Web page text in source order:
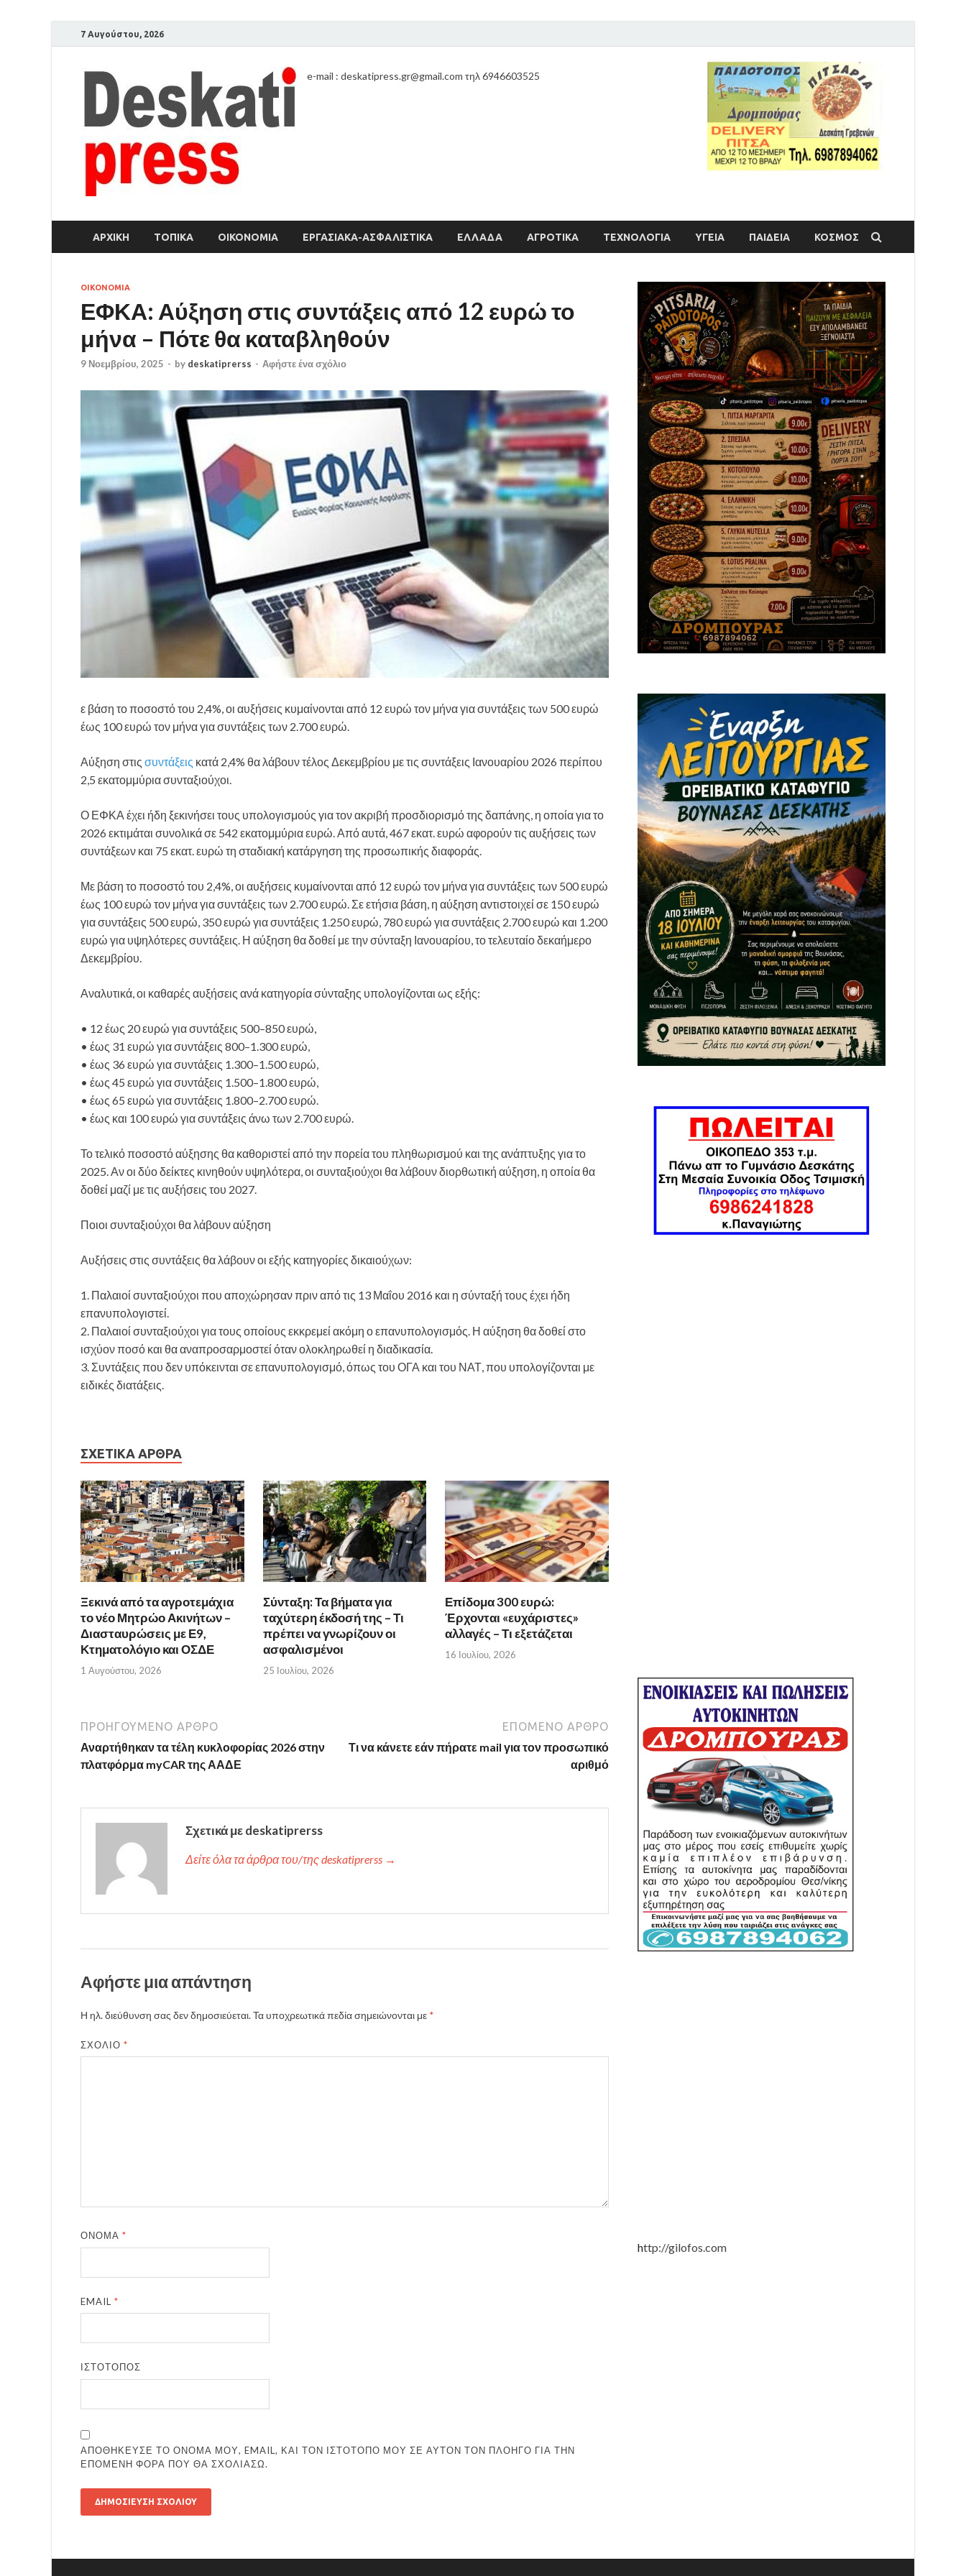
7 Αυγούστου, 2026
e-mail : deskatipress.gr@gmail.com τηλ 6946603525
ΑΡΧΙΚΉ ΤΟΠΙΚΑ ΟΙΚΟΝΟΜΙΑ ΕΡΓΑΣΙΑΚΑ-ΑΣΦΑΛΙΣΤΙΚΑ ΕΛΛΑΔΑ ΑΓΡΟΤΙΚΑ ΤΕΧΝΟΛΟΓΙΑ ΥΓΕΙΑ ΠΑΙΔΕΙΑ ΚΟΣΜΟΣ
ΟΙΚΟΝΟΜΙΑ
ΕΦΚΑ: Αύξηση στις συντάξεις από 12 ευρώ το
μήνα – Πότε θα καταβληθούν
9 Νοεμβρίου, 2025 - by deskatiprerss - Αφήστε ένα σχόλιο
ε βάση το ποσοστό του 2,4%, οι αυξήσεις κυμαίνονται από 12 ευρώ τον μήνα για συντάξεις των 500 ευρώ
έως 100 ευρώ τον μήνα για συντάξεις των 2.700 ευρώ.
Αύξηση στις συντάξεις κατά 2,4% θα λάβουν τέλος Δεκεμβρίου με τις συντάξεις Ιανουαρίου 2026 περίπου
2,5 εκατομμύρια συνταξιούχοι.
Ο ΕΦΚΑ έχει ήδη ξεκινήσει τους υπολογισμούς για τον ακριβή προσδιορισμό της δαπάνης, η οποία για το
2026 εκτιμάται συνολικά σε 542 εκατομμύρια ευρώ. Από αυτά, 467 εκατ. ευρώ αφορούν τις αυξήσεις των
συντάξεων και 75 εκατ. ευρώ τη σταδιακή κατάργηση της προσωπικής διαφοράς.
Με βάση το ποσοστό του 2,4%, οι αυξήσεις κυμαίνονται από 12 ευρώ τον μήνα για συντάξεις των 500 ευρώ
έως 100 ευρώ τον μήνα για συντάξεις των 2.700 ευρώ. Σε ετήσια βάση, η αύξηση αντιστοιχεί σε 150 ευρώ
για συντάξεις 500 ευρώ, 350 ευρώ για συντάξεις 1.250 ευρώ, 780 ευρώ για συντάξεις 2.700 ευρώ και 1.200
ευρώ για υψηλότερες συντάξεις. Η αύξηση θα δοθεί με την σύνταξη Ιανουαρίου, το τελευταίο δεκαήμερο
Δεκεμβρίου.
Αναλυτικά, οι καθαρές αυξήσεις ανά κατηγορία σύνταξης υπολογίζονται ως εξής:
• 12 έως 20 ευρώ για συντάξεις 500–850 ευρώ,
• έως 31 ευρώ για συντάξεις 800–1.300 ευρώ,
• έως 36 ευρώ για συντάξεις 1.300–1.500 ευρώ,
• έως 45 ευρώ για συντάξεις 1.500–1.800 ευρώ,
• έως 65 ευρώ για συντάξεις 1.800–2.700 ευρώ.
• έως και 100 ευρώ για συντάξεις άνω των 2.700 ευρώ.
Το τελικό ποσοστό αύξησης θα καθοριστεί από την πορεία του πληθωρισμού και της ανάπτυξης για το
2025. Αν οι δύο δείκτες κινηθούν υψηλότερα, οι συνταξιούχοι θα λάβουν διορθωτική αύξηση, η οποία θα
δοθεί μαζί με τις αυξήσεις του 2027.
Ποιοι συνταξιούχοι θα λάβουν αύξηση
Αυξήσεις στις συντάξεις θα λάβουν οι εξής κατηγορίες δικαιούχων:
1. Παλαιοί συνταξιούχοι που αποχώρησαν πριν από τις 13 Μαΐου 2016 και η σύνταξή τους έχει ήδη
επανυπολογιστεί.
2. Παλαιοί συνταξιούχοι για τους οποίους εκκρεμεί ακόμη ο επανυπολογισμός. Η αύξηση θα δοθεί στο
ισχύον ποσό και θα αναπροσαρμοστεί όταν ολοκληρωθεί η διαδικασία.
3. Συντάξεις που δεν υπόκεινται σε επανυπολογισμό, όπως του ΟΓΑ και του ΝΑΤ, που υπολογίζονται με
ειδικές διατάξεις.
ΣΧΕΤΙΚΆ ΆΡΘΡΑ
Ξεκινά από τα αγροτεμάχια
το νέο Μητρώο Ακινήτων –
Διασταυρώσεις με Ε9,
Κτηματολόγιο και ΟΣΔΕ
1 Αυγούστου, 2026
Σύνταξη: Τα βήματα για
ταχύτερη έκδοσή της – Τι
πρέπει να γνωρίζουν οι
ασφαλισμένοι
25 Ιουλίου, 2026
Επίδομα 300 ευρώ:
Έρχονται «ευχάριστες»
αλλαγές – Τι εξετάζεται
16 Ιουλίου, 2026
ΠΡΟΗΓΟΎΜΕΝΟ ΆΡΘΡΟ
Αναρτήθηκαν τα τέλη κυκλοφορίας 2026 στην
πλατφόρμα myCAR της ΑΑΔΕ
ΕΠΌΜΕΝΟ ΆΡΘΡΟ
Τι να κάνετε εάν πήρατε mail για τον προσωπικό
αριθμό
Σχετικά με deskatiprerss
Δείτε όλα τα άρθρα του/της deskatiprerss →
Αφήστε μια απάντηση
Η ηλ. διεύθυνση σας δεν δημοσιεύεται.Τα υποχρεωτικά πεδία σημειώνονται με *
ΣΧΌΛΙΟ*
ΌΝΟΜΑ*
EMAIL*
ΙΣΤΌΤΟΠΟΣ
ΑΠΟΘΉΚΕΥΣΕ ΤΟ ΌΝΟΜΆ ΜΟΥ, EMAIL, ΚΑΙ ΤΟΝ ΙΣΤΌΤΟΠΟ ΜΟΥ ΣΕ ΑΥΤΌΝ ΤΟΝ ΠΛΟΗΓΌ ΓΙΑ ΤΗΝ
ΕΠΌΜΕΝΗ ΦΟΡΆ ΠΟΥ ΘΑ ΣΧΟΛΙΆΣΩ.
http://gilofos.com